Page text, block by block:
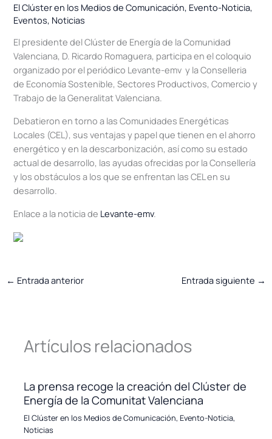
El Clúster en los Medios de Comunicación, Evento-Noticia,
Eventos, Noticias
El presidente del Clúster de Energía de la Comunidad
Valenciana, D. Ricardo Romaguera, participa en el coloquio
organizado por el periódico Levante-emv y la Conselleria
de Economía Sostenible, Sectores Productivos, Comercio y
Trabajo de la Generalitat Valenciana.
Debatieron en torno a las Comunidades Energéticas
Locales (CEL), sus ventajas y papel que tienen en el ahorro
energético y en la descarbonización, así como su estado
actual de desarrollo, las ayudas ofrecidas por la Consellería
y los obstáculos a los que se enfrentan las CEL en su
desarrollo.
Enlace a la noticia de Levante-emv.
← Entrada anterior Entrada siguiente →
Artículos relacionados
La prensa recoge la creación del Clúster de
Energía de la Comunitat Valenciana
El Clúster en los Medios de Comunicación,Evento-Noticia,
Noticias